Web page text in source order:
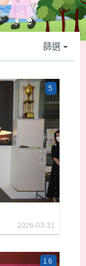
篩選
5
2026-03-31
16